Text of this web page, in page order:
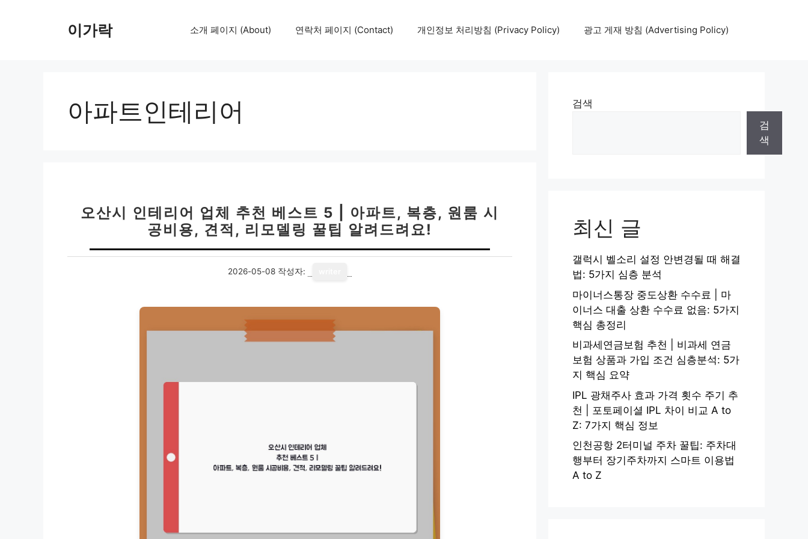
이가락 소개 페이지 (About) 연락처 페이지 (Contact) 개인정보 처리방침 (Privacy Policy) 광고 게재 방침 (Advertising Policy)
아파트인테리어
오산시 인테리어 업체 추천 베스트 5 | 아파트, 복층, 원룸 시
공비용, 견적, 리모델링 꿀팁 알려드려요!
2026-05-08 작성자:
검색
검
색
최신 글
갤럭시 벨소리 설정 안변경될 때 해결
법: 5가지 심층 분석
마이너스통장 중도상환 수수료 | 마
이너스 대출 상환 수수료 없음: 5가지
핵심 총정리
비과세연금보험 추천 | 비과세 연금
보험 상품과 가입 조건 심층분석: 5가
지 핵심 요약
IPL 광채주사 효과 가격 횟수 주기 추
천 | 포토페이셜 IPL 차이 비교 A to
Z: 7가지 핵심 정보
인천공항 2터미널 주차 꿀팁: 주차대
행부터 장기주차까지 스마트 이용법
A to Z